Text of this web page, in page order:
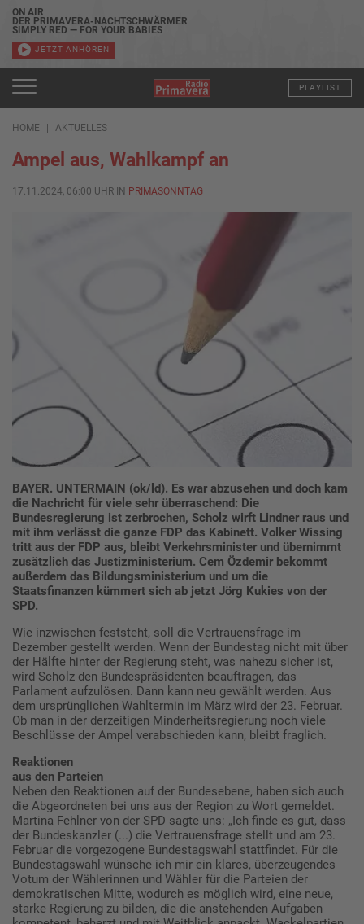
ON AIR
DER PRIMAVERA-NACHTSCHWÄRMER
SIMPLY RED — FOR YOUR BABIES
JETZT ANHÖREN
PLAYLIST
HOME AKTUELLES
Ampel aus, Wahlkampf an
17.11.2024, 06:00 UHR IN PRIMASONNTAG
BAYER. UNTERMAIN (ok/ld). Es war abzusehen und doch kam
die Nachricht für viele sehr überraschend: Die
Bundesregierung ist zerbrochen, Scholz wirft Lindner raus und
mit ihm verlässt die ganze FDP das Kabinett. Volker Wissing
tritt aus der FDP aus, bleibt Verkehrsminister und übernimmt
zusätzlich das Justizministerium. Cem Özdemir bekommt
außerdem das Bildungsministerium und um die
Staatsfinanzen kümmert sich ab jetzt Jörg Kukies von der
SPD.
Wie inzwischen feststeht, soll die Vertrauensfrage im
Dezember gestellt werden. Wenn der Bundestag nicht mit über
der Hälfte hinter der Regierung steht, was nahezu sicher ist,
wird Scholz den Bundespräsidenten beauftragen, das
Parlament aufzulösen. Dann kann neu gewählt werden. Aus
dem ursprünglichen Wahltermin im März wird der 23. Februar.
Ob man in der derzeitigen Minderheitsregierung noch viele
Beschlüsse der Ampel verabschieden kann, bleibt fraglich.
Reaktionen
aus den Parteien
Neben den Reaktionen auf der Bundesebene, haben sich auch
die Abgeordneten bei uns aus der Region zu Wort gemeldet.
Martina Fehlner von der SPD sagte uns: „Ich finde es gut, dass
der Bundeskanzler (...) die Vertrauensfrage stellt und am 23.
Februar die vorgezogene Bundestagswahl stattfindet. Für die
Bundestagswahl wünsche ich mir ein klares, überzeugendes
Votum der Wählerinnen und Wähler für die Parteien der
demokratischen Mitte, wodurch es möglich wird, eine neue,
starke Regierung zu bilden, die die anstehenden Aufgaben